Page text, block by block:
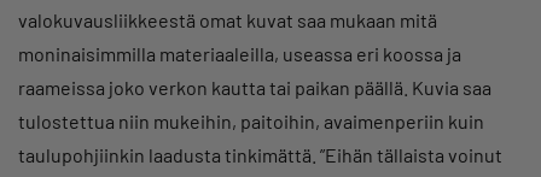
valokuvausliikkeestä omat kuvat saa mukaan mitä
moninaisimmilla materiaaleilla, useassa eri koossa ja
raameissa joko verkon kautta tai paikan päällä. Kuvia saa
tulostettua niin mukeihin, paitoihin, avaimenperiin kuin
taulupohjiinkin laadusta tinkimättä. ”Eihän tällaista voinut